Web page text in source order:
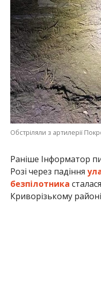
Обстріляли з артилерії
Раніше Інформатор
Розі через падіння
безпілотника
Криворізькому районі